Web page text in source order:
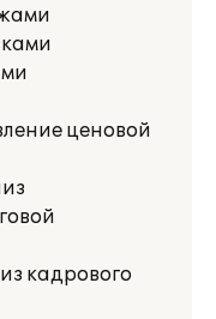
ценовой
кадрового